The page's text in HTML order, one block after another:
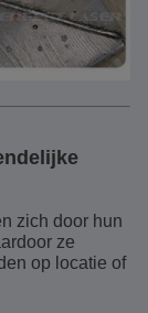
zich door hun
ze
op locatie of